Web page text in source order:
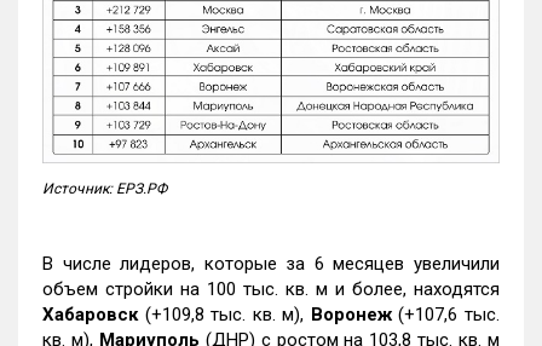
Источник: ЕРЗ.РФ
В числе лидеров, которые за 6 месяцев увеличили
объем стройки на 100 тыс. кв. м и более, находятся
Хабаровск (+109,8 тыс. кв. м), Воронеж(+107,6 тыс.
кв. м), Мариуполь (ДНР) с ростом на 103,8 тыс. кв. м